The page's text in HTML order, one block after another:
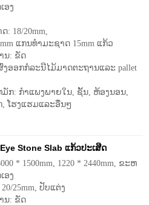
ອງ
: 18/20mm,
ແກນທໍາມະຊາດ 15mm ແກ້ວ
ນ: ຂັດ
ອອກກໍລະນີໄມ້ມາດຕະຖານແລະ pallet
ກ: ກໍາແພງພາຍໃນ, ຊັ້ນ, ຫ້ອງນອນ,
ໂຮງແຮມແລະອື່ນໆ
Stone Slab ແກ້ວປະເສີດ
* 1500mm, 1220 * 2440mm, ຂະຫ
ອງ
25mm, ປັບແຕ່ງ
ນ: ຂັດ